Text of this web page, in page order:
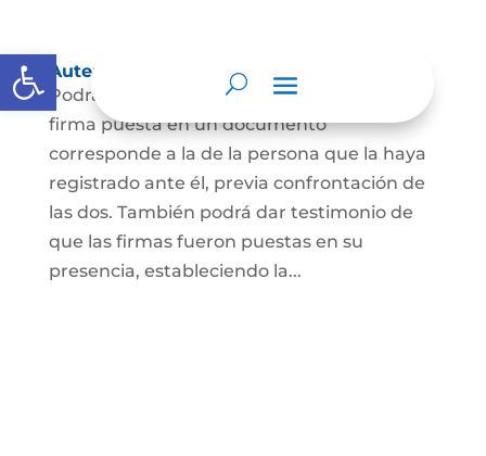
Abrir barra de herramientas
Autenticación de Firma
Podrá dar testimonio escrito de que la
firma puesta en un documento
corresponde a la de la persona que la haya
registrado ante él, previa confrontación de
las dos. También podrá dar testimonio de
que las firmas fueron puestas en su
presencia, estableciendo la...